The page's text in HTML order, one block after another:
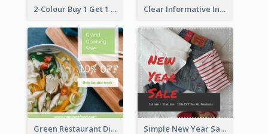
2-Colour Buy 1 Get 1 Free Instagram Post Clear Informative Instagram Post Of Breakfast Discount
Green Restaurant Discount Instagram Post Simple New Year Sale Instagram Post of Clothes